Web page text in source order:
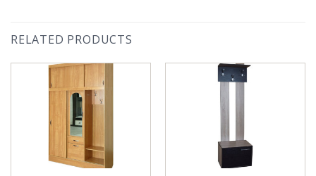
RELATED PRODUCTS